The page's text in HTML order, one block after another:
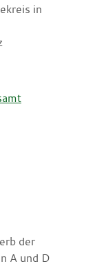
in
der
A und D